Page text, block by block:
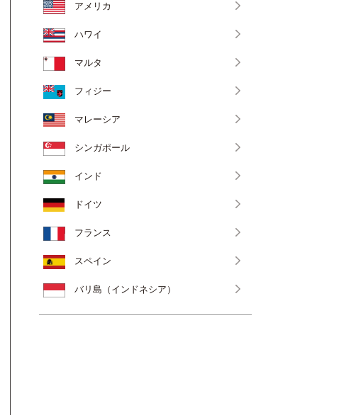
アメリカ
ハワイ
マルタ
フィジー
マレーシア
シンガポール
インド
ドイツ
フランス
スペイン
バリ島（インドネシア）